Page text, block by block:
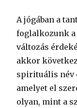
A jógában a
foglalkozunk a
változás
akkor
spirituális név
amelyet el
olyan, mint a